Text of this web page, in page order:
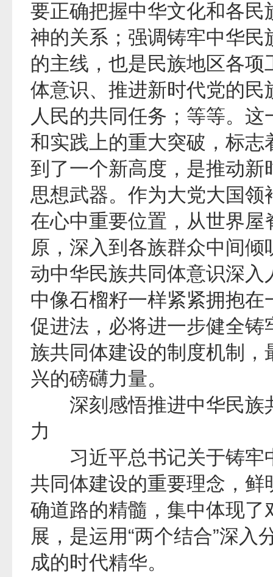
要正确把握中华文化和各
神的关系；强调铸牢中华
的主线，也是民族地区各
体意识、推进新时代党的
人民的共同任务；等等。
和实践上的重大突破，标
到了一个新高度，是推动
思想武器。作为大党大国
在心中重要位置，从世界
原，深入到各族群众中间
动中华民族共同体意识深
中像石榴籽一样紧紧拥抱
促进法，必将进一步健全
族共同体建设的制度机制
兴的磅礴力量。
深刻感悟推进中华民族
力
习近平总书记关于铸牢
共同体建设的重要理念，
确道路的精髓，集中体现
展，是运用“两个结合”深
成的时代精华。